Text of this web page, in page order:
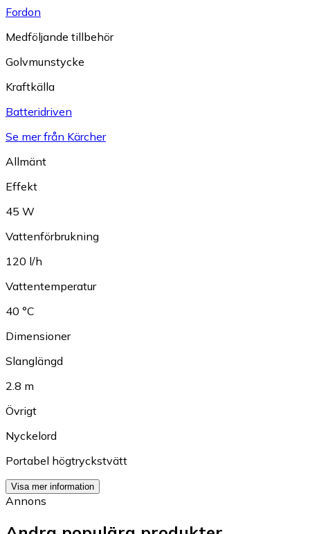
Fordon
Medföljande tillbehör
Golvmunstycke
Kraftkälla
Batteridriven
Se mer från Kärcher
Allmänt
Effekt
45 W
Vattenförbrukning
120 l/h
Vattentemperatur
40 °C
Dimensioner
Slanglängd
2.8 m
Övrigt
Nyckelord
Portabel högtryckstvätt
Visa mer information
Annons